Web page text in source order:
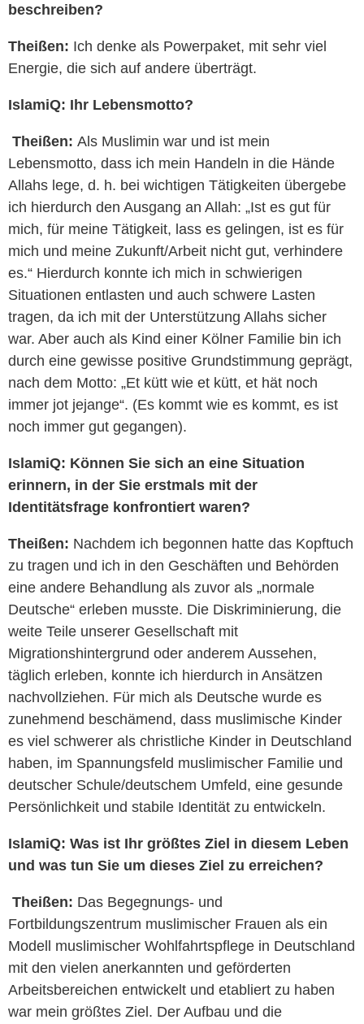
beschreiben?
Theißen: Ich denke als Powerpaket, mit sehr viel
Energie, die sich auf andere überträgt.
IslamiQ: Ihr Lebensmotto?
Theißen: Als Muslimin war und ist mein
Lebensmotto, dass ich mein Handeln in die Hände
Allahs lege, d. h. bei wichtigen Tätigkeiten übergebe
ich hierdurch den Ausgang an Allah: „Ist es gut für
mich, für meine Tätigkeit, lass es gelingen, ist es für
mich und meine Zukunft/Arbeit nicht gut, verhindere
es.“ Hierdurch konnte ich mich in schwierigen
Situationen entlasten und auch schwere Lasten
tragen, da ich mit der Unterstützung Allahs sicher
war. Aber auch als Kind einer Kölner Familie bin ich
durch eine gewisse positive Grundstimmung geprägt,
nach dem Motto: „Et kütt wie et kütt, et hät noch
immer jot jejange“. (Es kommt wie es kommt, es ist
noch immer gut gegangen).
IslamiQ: Können Sie sich an eine Situation
erinnern, in der Sie erstmals mit der
Identitätsfrage konfrontiert waren?
Theißen: Nachdem ich begonnen hatte das Kopftuch
zu tragen und ich in den Geschäften und Behörden
eine andere Behandlung als zuvor als „normale
Deutsche“ erleben musste. Die Diskriminierung, die
weite Teile unserer Gesellschaft mit
Migrationshintergrund oder anderem Aussehen,
täglich erleben, konnte ich hierdurch in Ansätzen
nachvollziehen. Für mich als Deutsche wurde es
zunehmend beschämend, dass muslimische Kinder
es viel schwerer als christliche Kinder in Deutschland
haben, im Spannungsfeld muslimischer Familie und
deutscher Schule/deutschem Umfeld, eine gesunde
Persönlichkeit und stabile Identität zu entwickeln.
IslamiQ: Was ist Ihr größtes Ziel in diesem Leben
und was tun Sie um dieses Ziel zu erreichen?
Theißen: Das Begegnungs- und
Fortbildungszentrum muslimischer Frauen als ein
Modell muslimischer Wohlfahrtspflege in Deutschland
mit den vielen anerkannten und geförderten
Arbeitsbereichen entwickelt und etabliert zu haben
war mein größtes Ziel. Der Aufbau und die